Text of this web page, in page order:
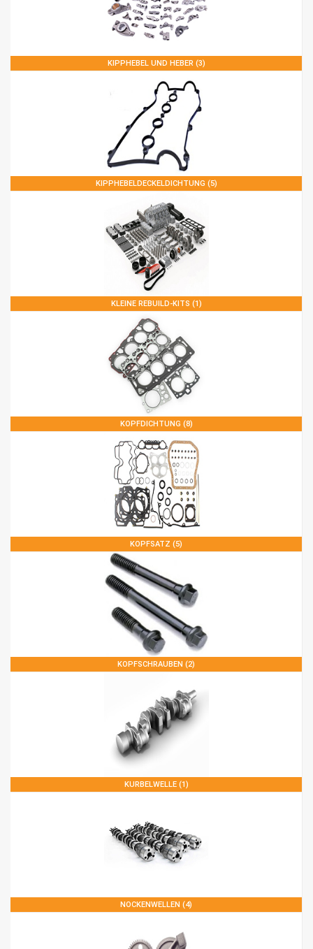
KIPPHEBEL UND HEBER (3)
KIPPHEBELDECKELDICHTUNG (5)
KLEINE REBUILD-KITS (1)
KOPFDICHTUNG (8)
KOPFSATZ (5)
KOPFSCHRAUBEN (2)
KURBELWELLE (1)
NOCKENWELLEN (4)